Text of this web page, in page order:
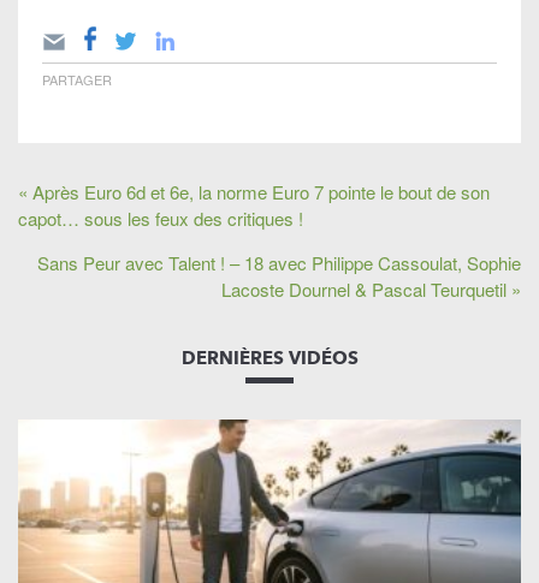
PARTAGER
« Après Euro 6d et 6e, la norme Euro 7 pointe le bout de son
capot… sous les feux des critiques !
Sans Peur avec Talent ! – 18 avec Philippe Cassoulat, Sophie
Lacoste Dournel & Pascal Teurquetil »
DERNIÈRES VIDÉOS